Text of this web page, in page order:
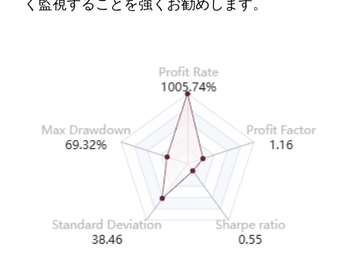
く監視することを強くお勧めします。